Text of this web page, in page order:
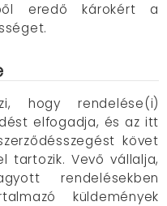
eredő károkért a
hogy rendelése(i)
elfogadja, és az itt
követ
tartozik. Vevő vállalja,
rendelésekben
küldemények